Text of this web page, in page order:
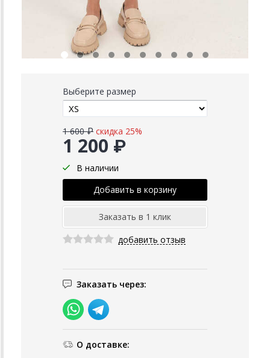
Выберите размер
1 200 ₽
1 600 ₽ скидка 25%
В наличии
добавить отзыв
Заказать через:
О доставке: